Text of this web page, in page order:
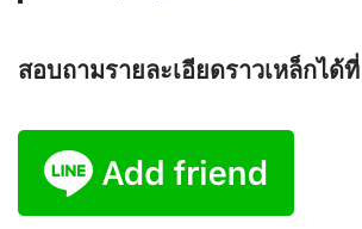
สอบถามรายละเอียดราวเหล็กได้ที่